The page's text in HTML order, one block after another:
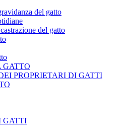
del gatto
del gatto
GATTO
PROPRIETARI DI GATTI
GATTI